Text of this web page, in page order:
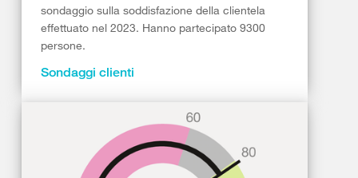
sondaggio sulla soddisfazione della clientela
effettuato nel 2023. Hanno partecipato 9300
persone.
Sondaggi clienti